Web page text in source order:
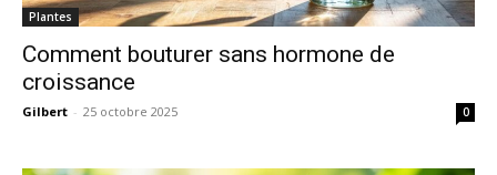
Plantes
Comment bouturer sans hormone de
croissance
Gilbert - 25 octobre 2025 0